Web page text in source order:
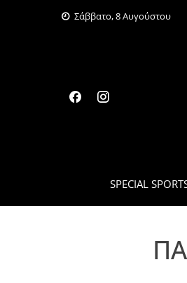
Σάββατο, 8 Αυγούστου
SPECIAL